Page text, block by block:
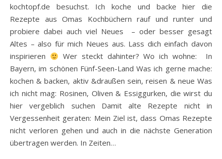
kochtopf.de besuchst. Ich koche und backe hier die
Rezepte aus Omas Kochbüchern rauf und runter und
probiere dabei auch viel Neues – oder besser gesagt
Altes – also für mich Neues aus. Lass dich einfach davon
inspirieren
Wer steckt dahinter? Wo ich wohne: In
Bayern, im schönen Fünf-Seen-Land Was ich gerne mache:
kochen & backen, aktiv &draußen sein, reisen & neue Was
ich nicht mag: Rosinen, Oliven & Essiggurken, die wirst du
hier vergeblich suchen Damit alte Rezepte nicht in
Vergessenheit geraten: Mein Ziel ist, dass Omas Rezepte
nicht verloren gehen und auch in die nächste Generation
übertragen werden. In Zeiten…